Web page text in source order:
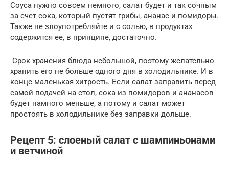
Соуса нужно совсем немного, салат будет и так сочным
за счет сока, который пустят грибы, ананас и помидоры.
Также не злоупотребляйте и с солью, в продуктах
содержится ее, в принципе, достаточно.
Срок хранения блюда небольшой, поэтому желательно
хранить его не больше одного дня в холодильнике. И в
конце маленькая хитрость. Если салат заправить перед
самой подачей на стол, сока из помидоров и ананасов
будет намного меньше, а потому и салат может
простоять в холодильнике без заправки дольше.
Рецепт 5: слоеный салат с шампиньонами
и ветчиной